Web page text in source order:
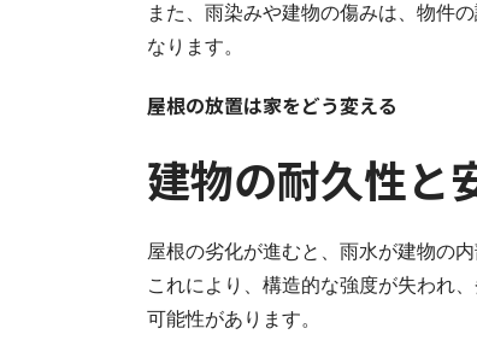
また、雨染みや建物の傷みは、物件
なります。
屋根の放置は家をどう変える
建物の耐久性と
屋根の劣化が進むと、雨水が建物の
これにより、構造的な強度が失われ
可能性があります。